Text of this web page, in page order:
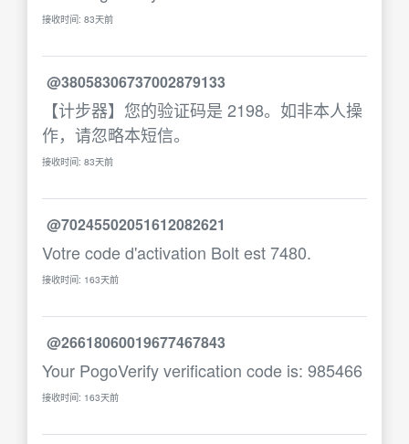
接收时间: 83天前
@38058306737002879133
【计步器】您的验证码是 2198。如非本人操
作，请忽略本短信。
接收时间: 83天前
@70245502051612082621
Votre code d'activation Bolt est 7480.
接收时间: 163天前
@26618060019677467843
Your PogoVerify verification code is: 985466
接收时间: 163天前